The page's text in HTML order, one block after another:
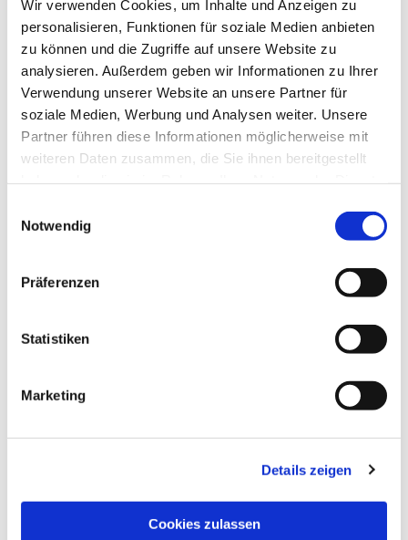
Wir verwenden Cookies, um Inhalte und Anzeigen zu
personalisieren, Funktionen für soziale Medien anbieten
zu können und die Zugriffe auf unsere Website zu
analysieren. Außerdem geben wir Informationen zu Ihrer
Verwendung unserer Website an unsere Partner für
soziale Medien, Werbung und Analysen weiter. Unsere
Partner führen diese Informationen möglicherweise mit
weiteren Daten zusammen, die Sie ihnen bereitgestellt
Notwendig
Präferenzen
Statistiken
Marketing
Details zeigen
Cookies zulassen
Kontakt: Doris Brinkmeier (Tel. 47 04 87)
Dies könnte Sie auch
interessieren